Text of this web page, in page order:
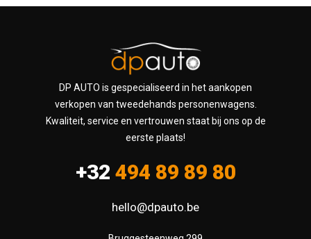
DP AUTO is gespecialiseerd in het aankopen
verkopen van tweedehands personenwagens.
Kwaliteit, service en vertrouwen staat bij ons op de
eerste plaats!
+32 494 89 89 80
hello@dpauto.be